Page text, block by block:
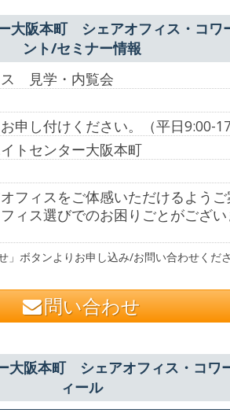
大阪本町 シェアオフィス・コワ
ント/セミナー情報
　見学・内覧会
申し付けください。（平日9:00-
トセンター大阪本町
フィスをご体感いただけるようご
ィス選びでのお困りごとがござ
ボタンよりお申し込み/お問い合わせくださ
問い合わせ
大阪本町 シェアオフィス・コワ
ィール